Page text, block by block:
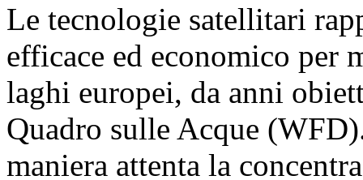
Le tecnologie satellitari
efficace ed economico per
laghi europei, da anni
Quadro sulle Acque
maniera attenta la